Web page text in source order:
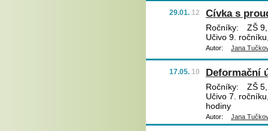
29.01. 12 Cívka s
Ročníky:
ZŠ 9,
Učivo 9.
Autor: Jana
17.05. 10 Deformační
Ročníky:
ZŠ
Učivo 7.
hodiny
Autor: Jana